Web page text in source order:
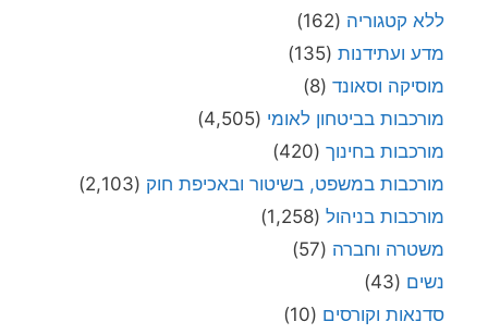
ללא קטגוריה (162)
מדע ועתידנות (135)
מוסיקה וסאונד (8)
מורכבות בביטחון לאומי (4,505)
מורכבות בחינוך (420)
מורכבות במשפט, בשיטור ובאכיפת חוק (2,103)
מורכבות בניהול (1,258)
משטרה וחברה (57)
נשים (43)
סדנאות וקורסים (10)